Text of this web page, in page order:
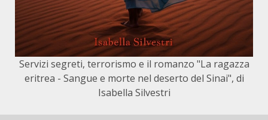
Servizi segreti, terrorismo e il romanzo "La ragazza
eritrea - Sangue e morte nel deserto del Sinai", di
Isabella Silvestri